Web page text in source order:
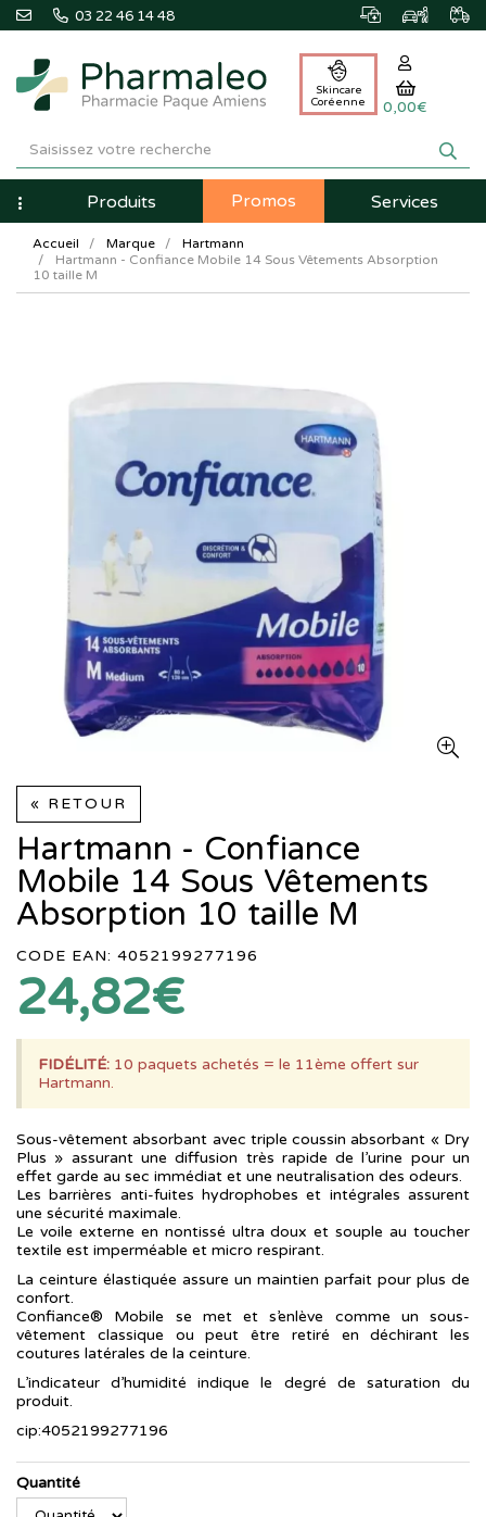
03 22 46 14 48
Pharmaleo
Pharmacie
Paque
Amiens
Skincare
Coréenne
0,00€
NavigationProduits Promos Services
Accueil Marque
Hartmann
Hartmann - Confiance Mobile 14 Sous Vêtements Absorption
10 taille M
« RETOUR
Hartmann - Confiance
Mobile 14 Sous Vêtements
Absorption 10 taille M
CODE EAN: 4052199277196
24,82€
FIDÉLITÉ: 10 paquets achetés = le 11ème offert sur
Hartmann.
Sous-vêtement absorbant avec triple coussin absorbant « Dry
Plus » assurant une diffusion très rapide de l’urine pour un
effet garde au sec immédiat et une neutralisation des odeurs.
Les barrières anti-fuites hydrophobes et intégrales assurent
une sécurité maximale.
Le voile externe en nontissé ultra doux et souple au toucher
textile est imperméable et micro respirant.
La ceinture élastiquée assure un maintien parfait pour plus de
confort.
Confiance® Mobile se met et s’enlève comme un sous-
vêtement classique ou peut être retiré en déchirant les
coutures latérales de la ceinture.
L’indicateur d’humidité indique le degré de saturation du
produit.
cip:4052199277196
Quantité